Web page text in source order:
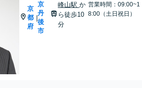
京
都
府
|
京
丹
後
市
峰山駅 か
ら徒歩10
分
営業時間：09:00~1
8:00（土日祝日）